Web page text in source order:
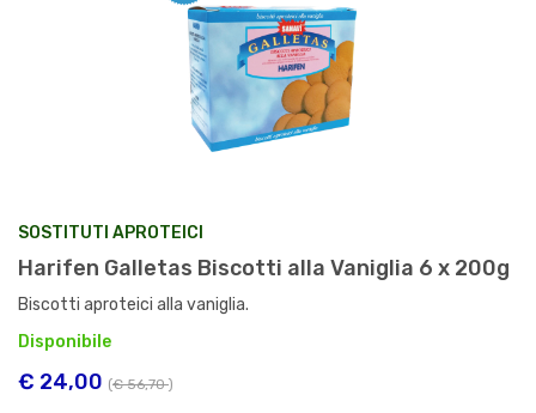
SOSTITUTI APROTEICI
Harifen Galletas Biscotti alla Vaniglia 6 x 200g
Biscotti aproteici alla vaniglia.
Disponibile
€ 24,00 (€ 56,70)